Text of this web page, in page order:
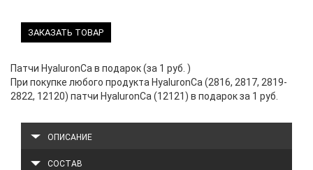
ЗАКАЗАТЬ ТОВАР
Патчи HyaluronCa в подарок (за 1 руб. )
При покупке любого продукта HyaluronCa (2816, 2817, 2819-
2822, 12120) патчи HyaluronCa (12121) в подарок за 1 руб.
ОПИСАНИЕ
СОСТАВ